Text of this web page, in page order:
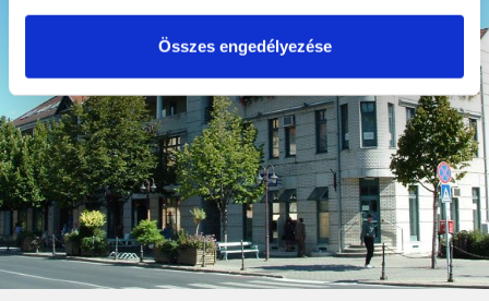
Összes engedélyezése